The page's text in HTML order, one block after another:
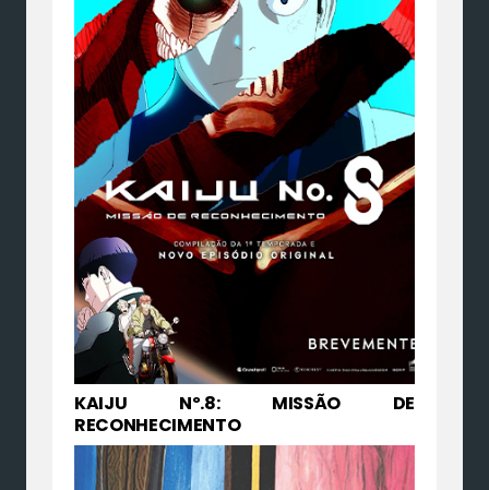
KAIJU Nº.8: MISSÃO DE
RECONHECIMENTO